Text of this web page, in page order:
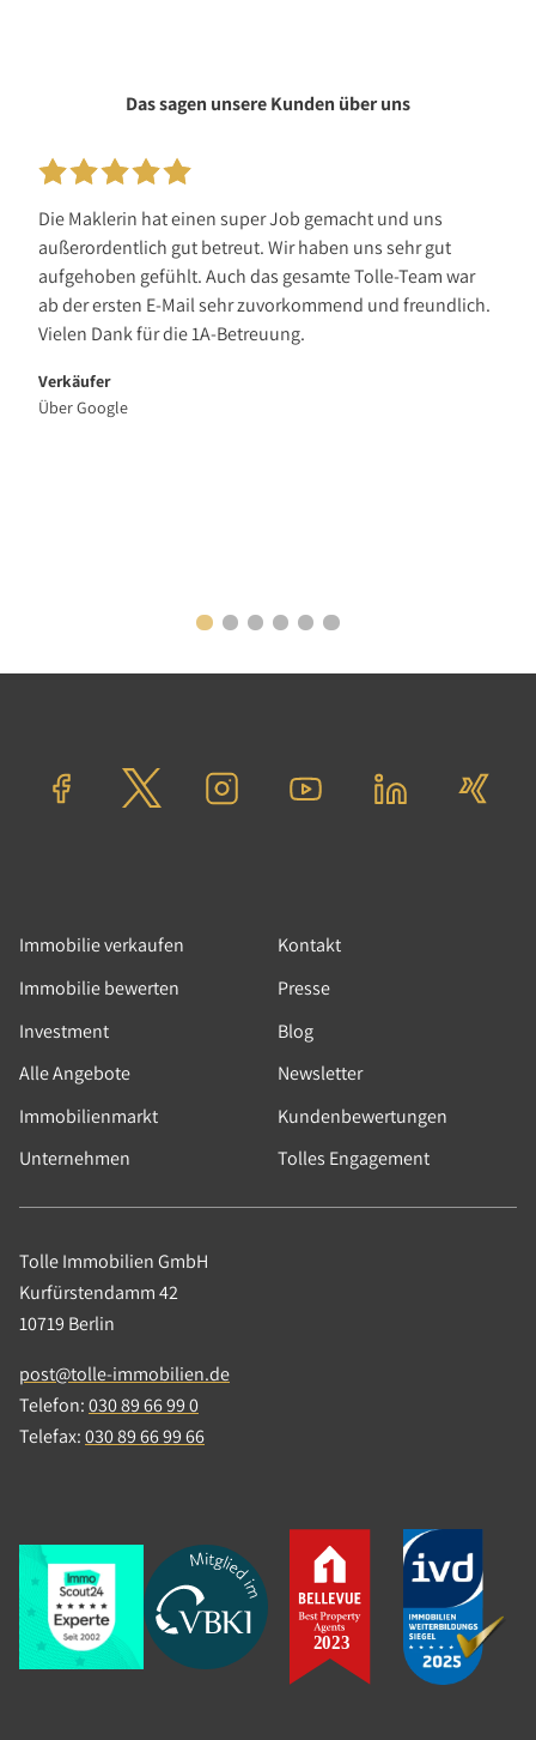
Das sagen unsere Kunden über uns
Die Maklerin hat einen super Job gemacht und uns
außerordentlich gut betreut. Wir haben uns sehr gut
aufgehoben gefühlt. Auch das gesamte Tolle-Team war
ab der ersten E-Mail sehr zuvorkommend und freundlich.
Vielen Dank für die 1A-Betreuung.
Verkäufer
Über Google
Immobilie verkaufen
Immobilie bewerten
Investment
Alle Angebote
Immobilienmarkt
Unternehmen
Kontakt
Presse
Blog
Newsletter
Kundenbewertungen
Tolles Engagement
Tolle Immobilien GmbH
Kurfürstendamm 42
10719 Berlin
post@tolle-immobilien.de
Telefon:030 89 66 99 0
Telefax:030 89 66 99 66